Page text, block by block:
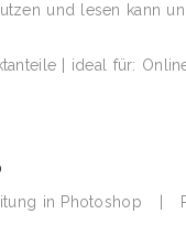
und lesen kann
| ideal für:
in Photoshop |